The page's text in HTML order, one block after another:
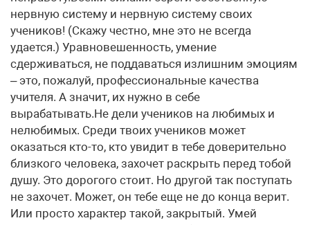
нервную систему и нервную систему своих
учеников! (Скажу честно, мне это не всегда
удается.) Уравновешенность, умение
сдерживаться, не поддаваться излишним эмоциям
– это, пожалуй, профессиональные качества
учителя. А значит, их нужно в себе
вырабатывать.Не дели учеников на любимых и
нелюбимых. Среди твоих учеников может
оказаться кто-то, кто увидит в тебе доверительно
близкого человека, захочет раскрыть перед тобой
душу. Это дорогого стоит. Но другой так поступать
не захочет. Может, он тебе еще не до конца верит.
Или просто характер такой, закрытый. Умей